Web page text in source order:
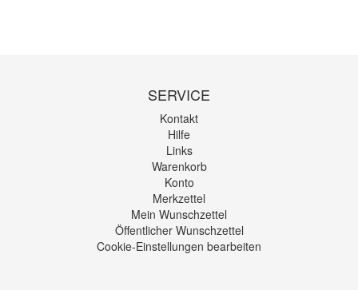
SERVICE
Kontakt
Hilfe
Links
Warenkorb
Konto
Merkzettel
Mein Wunschzettel
Öffentlicher Wunschzettel
Cookie-Einstellungen bearbeiten